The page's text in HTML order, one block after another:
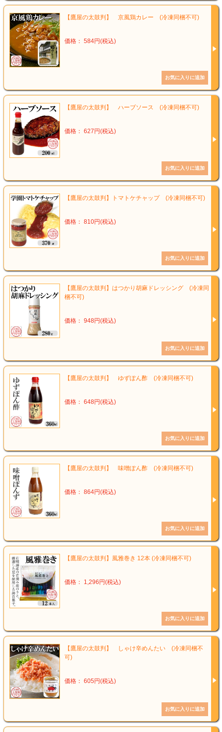
【鷹屋の太鼓判】 京風鶏カレー (冷凍同梱不可)
価格： 584円(税込)
【鷹屋の太鼓判】 ハーブソース (冷凍同梱不可)
価格： 627円(税込)
【鷹屋の太鼓判】トマトケチャップ (冷凍同梱不可)
価格： 810円(税込)
【鷹屋の太鼓判】はつかり胡麻ドレッシング (冷凍同
梱不可)
価格： 948円(税込)
【鷹屋の太鼓判】 ゆずぽん酢 (冷凍同梱不可)
価格： 648円(税込)
【鷹屋の太鼓判】 味噌ぽん酢 (冷凍同梱不可)
価格： 864円(税込)
【鷹屋の太鼓判】風雅巻き 12本 (冷凍同梱不可)
価格： 1,296円(税込)
【鷹屋の太鼓判】 しゃけ辛めんたい (冷凍同梱不
可)
価格： 605円(税込)